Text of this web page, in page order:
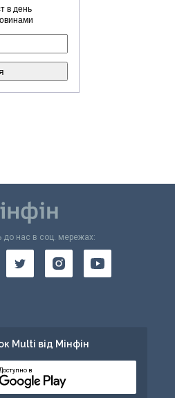
в день
до нас в соц. мережах:
Multi від Мінфін
Доступно в